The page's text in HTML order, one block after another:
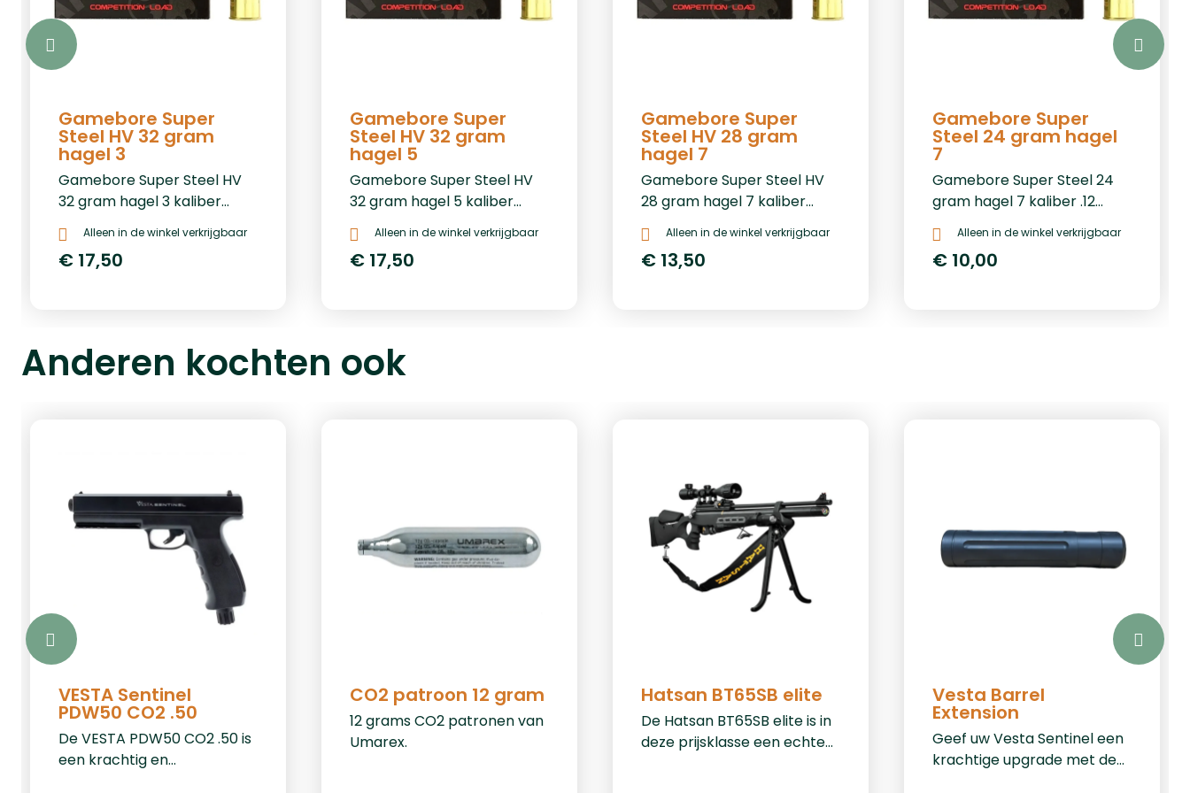
Gamebore Super
Steel HV 32 gram
hagel 3
Gamebore Super Steel HV
32 gram hagel 3 kaliber
17,50,-Prijs per 250: € 145,-
Prijs per 1000: € 580,-
Alleen in de winkel verkrijgbaar
€ 17,50
Gamebore Super
Steel HV 32 gram
hagel 5
Gamebore Super Steel HV
32 gram hagel 5 kaliber
€ 17,50,-Prijs per 250: €
145,-Prijs per 1000: € 580,-
Alleen in de winkel verkrijgbaar
€ 17,50
Gamebore Super
Steel HV 28 gram
hagel 7
Gamebore Super Steel HV
28 gram hagel 7 kaliber
€ 13,50Prijs per 250: €
116Prijs per 1000: € 464,-
Alleen in de winkel verkrijgbaar
€ 13,50
Gamebore Super
Steel 24 gram hagel
7
Gamebore Super Steel 24
gram hagel 7 kaliber .12
10,-Prijs per 250: € 84,-Prijs
per 1000: € 336,-
Alleen in de winkel verkrijgbaar
€ 10,00
Anderen kochten ook
VESTA Sentinel
PDW50 CO2 .50
De VESTA PDW50 CO2 .50 is
een krachtig en
CO2 patroon 12 gram
12 grams CO2 patronen van
Umarex.
Hatsan BT65SB elite
De Hatsan BT65SB elite is in
deze prijsklasse een echte
Vesta Barrel
Extension
Geef uw Vesta Sentinel een
krachtige upgrade met de